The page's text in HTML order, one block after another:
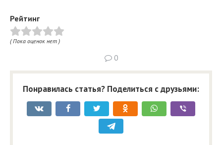
Рейтинг
( Пока оценок нет )
0
Понравилась статья? Поделиться с друзьями: